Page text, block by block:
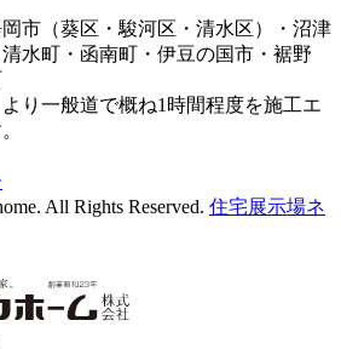
市（葵区・駿河区・清水区）・沼津
水町・函南町・伊豆の国市・裾野
り一般道で概ね1時間程度を施工エ
All Rights Reserved. 住宅展示場ネ